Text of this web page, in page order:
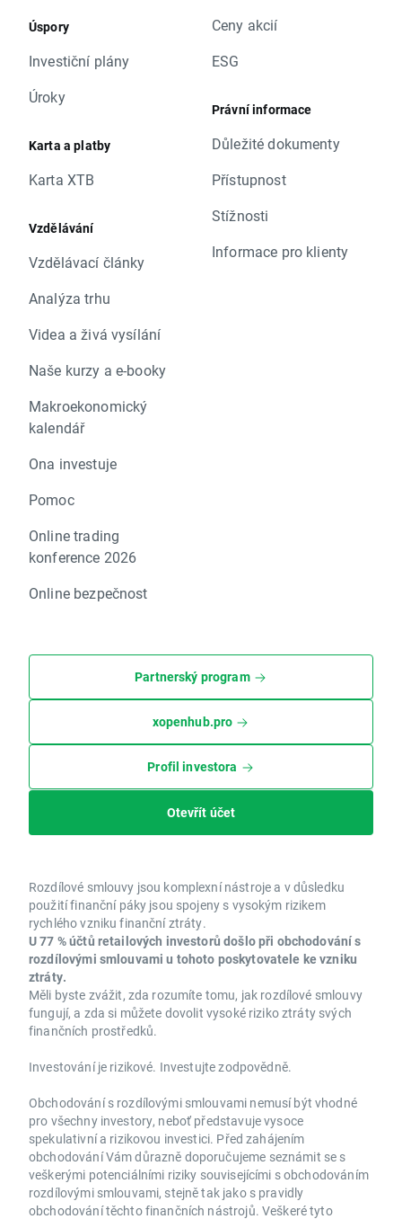
Úspory
Investiční plány
Úroky
Karta a platby
Karta XTB
Vzdělávání
Vzdělávací články
Analýza trhu
Videa a živá vysílání
Naše kurzy a e-booky
Makroekonomický
kalendář
Ona investuje
Pomoc
Online trading
konference 2026
Online bezpečnost
Ceny akcií
ESG
Právní informace
Důležité dokumenty
Přístupnost
Stížnosti
Informace pro klienty
Partnerský program
xopenhub.pro
Profil investora
Otevřít účet
Rozdílové smlouvy jsou komplexní nástroje a v důsledku
použití finanční páky jsou spojeny s vysokým rizikem
rychlého vzniku finanční ztráty.
U 77 % účtů retailových investorů došlo při obchodování s
rozdílovými smlouvami u tohoto poskytovatele ke vzniku
ztráty.
Měli byste zvážit, zda rozumíte tomu, jak rozdílové smlouvy
fungují, a zda si můžete dovolit vysoké riziko ztráty svých
finančních prostředků.
Investování je rizikové. Investujte zodpovědně.
Obchodování s rozdílovými smlouvami nemusí být vhodné
pro všechny investory, neboť představuje vysoce
spekulativní a rizikovou investici. Před zahájením
obchodování Vám důrazně doporučujeme seznámit se s
veškerými potenciálními riziky souvisejícími s obchodováním
rozdílovými smlouvami, stejně tak jako s pravidly
obchodování těchto finančních nástrojů. Veškeré tyto